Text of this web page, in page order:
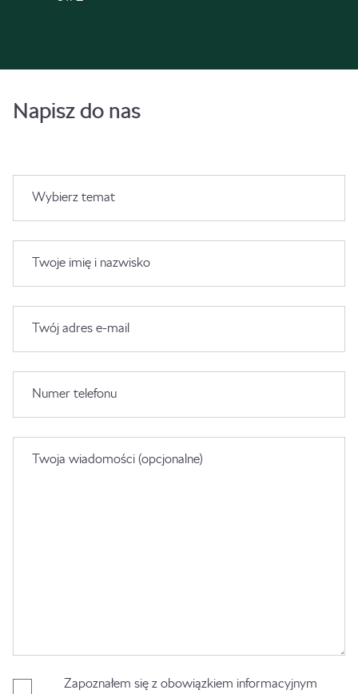
Napisz do nas
Wybierz temat
Twoje imię i nazwisko
Twój adres e-mail
Numer telefonu
Twoja wiadomości (opcjonalne)
Zapoznałem się z obowiązkiem informacyjnym